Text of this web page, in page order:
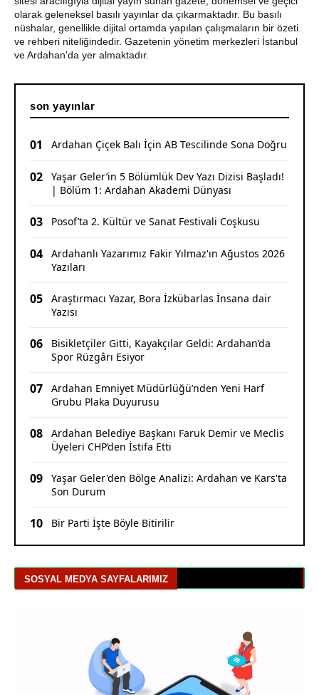
CHP Ardahan'da Sürpriz Karar: İl Başkanı Yunus Dündar
ve Yönetimi Görevden Alındı
olarak geleneksel basılı yayınlar da çıkarmaktadır. Bu basılı
nüshalar, genellikle dijital ortamda yapılan çalışmaların bir özeti
ve rehberi niteliğindedir. Gazetenin yönetim merkezleri İstanbul
ve Ardahan'da yer almaktadır.
son yayınlar
01 Ardahan Çiçek Balı İçin AB Tescilinde Sona Doğru
02
Yaşar Geler’in 5 Bölümlük Dev Yazı Dizisi Başladı!
| Bölüm 1: Ardahan Akademi Dünyası
03 Posof’ta 2. Kültür ve Sanat Festivali Coşkusu
04
Ardahanlı Yazarımız Fakir Yılmaz'ın Ağustos 2026
Yazıları
05
Araştırmacı Yazar, Bora İzkübarlas İnsana dair
Yazısı
06
Bisikletçiler Gitti, Kayakçılar Geldi: Ardahan’da
Spor Rüzgârı Esiyor
07
Ardahan Emniyet Müdürlüğü’nden Yeni Harf
Grubu Plaka Duyurusu
08
Ardahan Belediye Başkanı Faruk Demir ve Meclis
Üyeleri CHP’den İstifa Etti
09
Yaşar Geler'den Bölge Analizi: Ardahan ve Kars'ta
Son Durum
10 Bir Parti İşte Böyle Bitirilir
SOSYAL MEDYA SAYFALARIMIZ